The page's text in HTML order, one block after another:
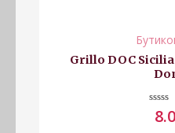
Grillo DOC